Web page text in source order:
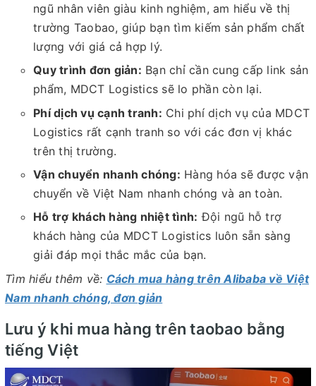
ngũ nhân viên giàu kinh nghiệm, am hiểu về thị
trường Taobao, giúp bạn tìm kiếm sản phẩm chất
lượng với giá cả hợp lý.
Quy trình đơn giản: Bạn chỉ cần cung cấp link sản
phẩm, MDCT Logistics sẽ lo phần còn lại.
Phí dịch vụ cạnh tranh: Chi phí dịch vụ của MDCT
Logistics rất cạnh tranh so với các đơn vị khác
trên thị trường.
Vận chuyển nhanh chóng: Hàng hóa sẽ được vận
chuyển về Việt Nam nhanh chóng và an toàn.
Hỗ trợ khách hàng nhiệt tình: Đội ngũ hỗ trợ
khách hàng của MDCT Logistics luôn sẵn sàng
giải đáp mọi thắc mắc của bạn.
Tìm hiểu thêm về: Cách mua hàng trên Alibaba về Việt
Nam nhanh chóng, đơn giản
Lưu ý khi mua hàng trên taobao bằng
tiếng Việt